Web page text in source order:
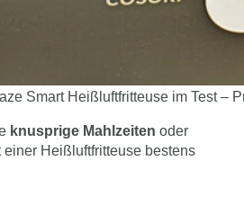
Smart Heißluftfritteuse im Test –
knusprige Mahlzeiten oder
einer Heißluftfritteuse bestens